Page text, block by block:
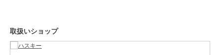
取扱いショップ